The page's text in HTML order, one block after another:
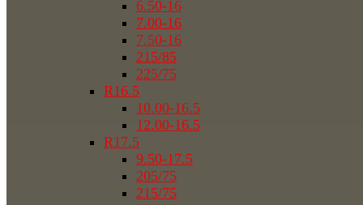
6.50-16
7.00-16
7.50-16
215/85
225/75
R16.5
10.00-16.5
12.00-16.5
R17.5
9.50-17.5
205/75
215/75